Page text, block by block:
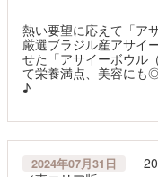
熱い要望に応えて「ア
厳選ブラジル産アサイ
せた「アサイーボウル
て栄養満点、美容にも
♪
2024年07月31日